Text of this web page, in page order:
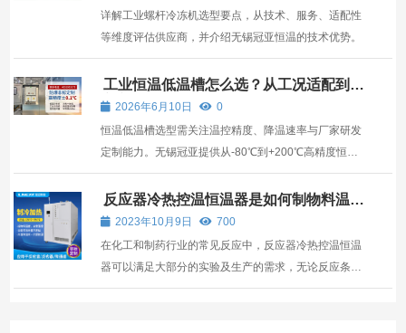
温...
详解工业螺杆冷冻机选型要点，从技术、服务、适配性
等维度评估供应商，并介绍无锡冠亚恒温的技术优势。
工业恒温低温槽怎么选？从工况适配到厂
家实力全面解读
2026年6月10日
0
恒温低温槽选型需关注温控精度、降温速率与厂家研发
定制能力。无锡冠亚提供从-80℃到+200℃高精度恒温
方案，适用实验室与化工反应器，避免常见误区，实现
可靠控温。
反应器冷热控温恒温器是如何制物料温度
的？2023年10月9日
700
在化工和制药行业的常见反应中，反应器冷热控温恒温
器可以满足大部分的实验及生产的需求，无论反应条件
或过程如何，都存在着一些比较复杂的问题，在不同的